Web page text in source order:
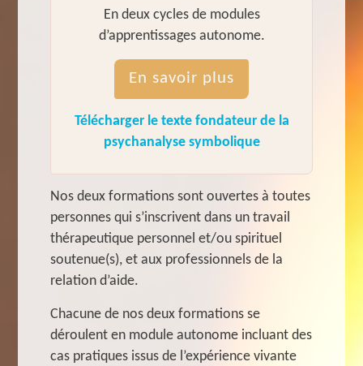
En deux cycles de modules
d’apprentissages autonome.
En savoir plus
Télécharger le texte fondateur de la
psychanalyse symbolique
Nos deux formations sont ouvertes à toutes
personnes qui s’inscrivent dans un travail
thérapeutique personnel et/ou spirituel
soutenue(s), et aux professionnels de la
relation d’aide.
Chacune de nos deux formations se
déroulent en module autonome incluant des
cas pratiques issus de l’expérience vivante